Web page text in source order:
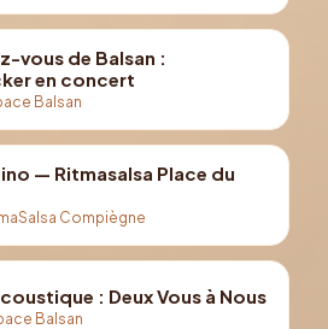
vous de Balsan :
en concert
Balsan
— Ritmasalsa Place du
Compiègne
: Deux Vous à Nous
Balsan